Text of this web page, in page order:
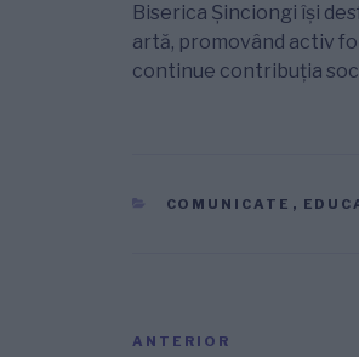
Biserica Șinciongi își
artă, promovând activ
continue contribuția
CATEGORII
COMUNICATE ,
Navigare
Articolul
ANTERIOR